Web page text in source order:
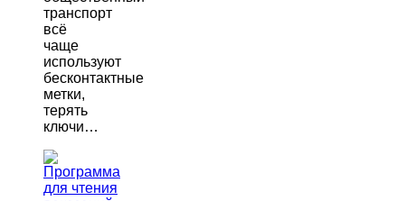
транспорт
всё
чаще
используют
бесконтактные
метки,
терять
ключи…